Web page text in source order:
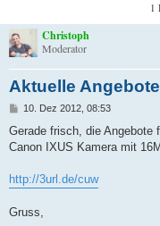
1
Christoph
Moderator
Aktuelle
B
i
r
10. Dez 2012, 08:53
Gerade frisch, die Angebote
Canon IXUS Kamera mit
http://3url.de/cuw
Gruss,